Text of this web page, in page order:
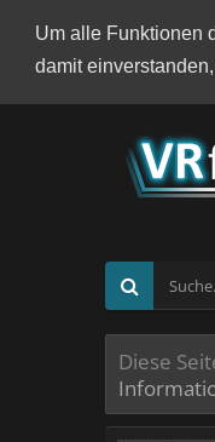
Um alle Funktionen
damit
Diese